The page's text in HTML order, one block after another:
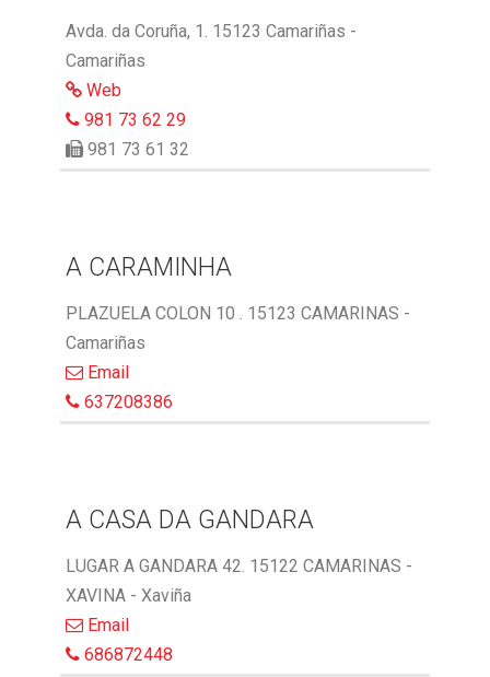
Avda. da Coruña, 1. 15123 Camariñas -
Camariñas
Web
981 73 62 29
981 73 61 32
A CARAMINHA
PLAZUELA COLON 10 . 15123 CAMARINAS -
Camariñas
Email
637208386
A CASA DA GANDARA
LUGAR A GANDARA 42. 15122 CAMARINAS -
XAVINA - Xaviña
Email
686872448